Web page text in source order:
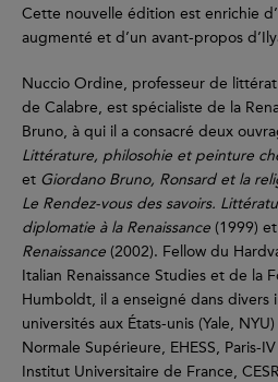
Cette nouvelle édition est enrichie
augmenté et d’un avant-propos
Nuccio Ordine, professeur de
de Calabre, est spécialiste de la
Bruno, à qui il a consacré deux
Littérature, philosohie et peinture
et Giordano Bruno, Ronsard et la
Le Rendez-vous des savoirs.
diplomatie à la Renaissance (1999) et
Renaissance (2002). Fellow du
Italian Renaissance Studies et de la
Humboldt, il a enseigné dans
universités aux États-unis (Yale,
Normale Supérieure, EHESS, Paris-
Institut Universitaire de France,